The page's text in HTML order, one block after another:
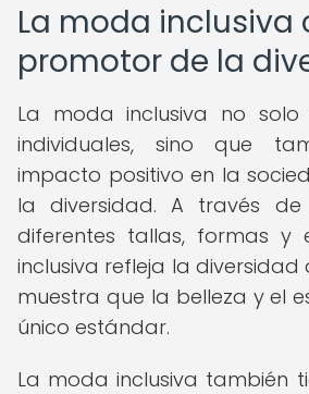
La moda inclusiva
promotor de la
La moda inclusiva no solo
individuales, sino que
impacto positivo en la
la diversidad. A través
diferentes tallas, formas y
inclusiva refleja la
muestra que la belleza y el
único estándar.
La moda inclusiva también